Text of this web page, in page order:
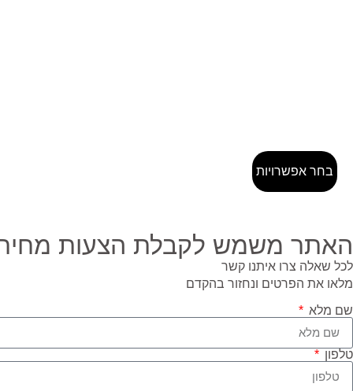
בחר אפשרויות
האתר משמש לקבלת הצעות
לכל שאלה צרו איתנו קשר
מלאו את הפרטים ונחזור בהקדם
שם מלא
טלפון